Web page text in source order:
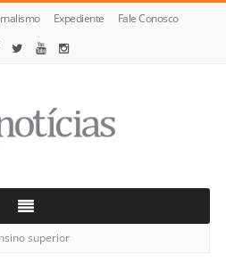
Expediente Fale Conosco
superior